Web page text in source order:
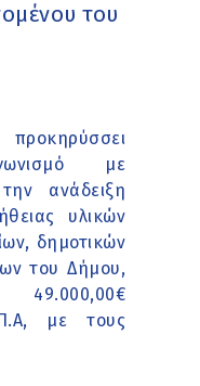
του
με
ανάδειξη
υλικών
δημοτικών
του Δήμου,
49.000,00€
με τους